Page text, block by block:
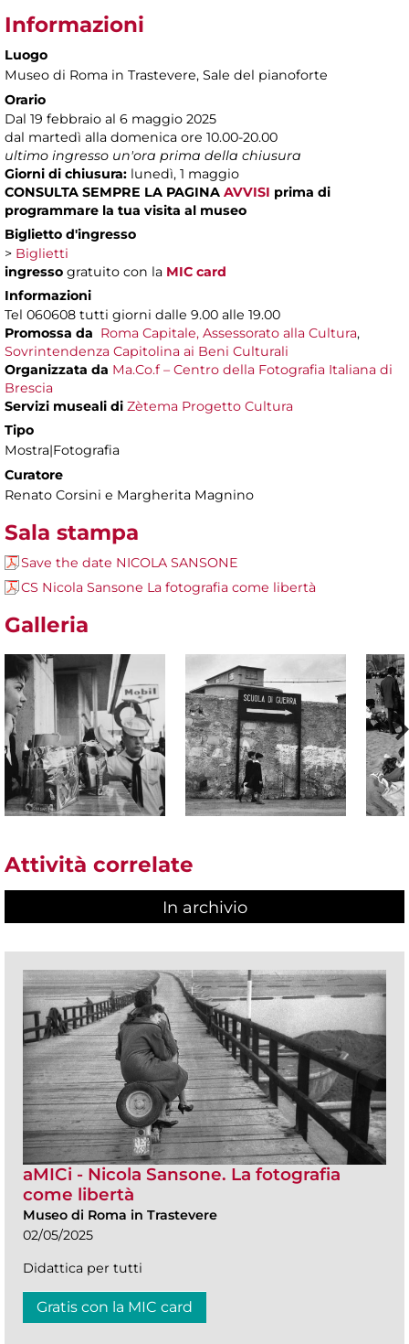
Informazioni
Luogo
Museo di Roma in Trastevere, Sale del pianoforte
Orario
Dal 19 febbraio al 6 maggio 2025
dal martedì alla domenica ore 10.00-20.00
ultimo ingresso un'ora prima della chiusura
Giorni di chiusura: lunedì, 1 maggio
CONSULTA SEMPRE LA PAGINA AVVISI prima di
programmare la tua visita al museo
Biglietto d'ingresso
> Biglietti
ingresso gratuito con la MIC card
Informazioni
Tel 060608 tutti giorni dalle 9.00 alle 19.00
Promossa da Roma Capitale, Assessorato alla Cultura,
Sovrintendenza Capitolina ai Beni Culturali
Organizzata da Ma.Co.f – Centro della Fotografia Italiana di
Brescia
Servizi museali di Zètema Progetto Cultura
Tipo
Mostra|Fotografia
Curatore
Renato Corsini e Margherita Magnino
Sala stampa
Save the date NICOLA SANSONE
CS Nicola Sansone La fotografia come libertà
Galleria
Attività correlate
In archivio
aMICi - Nicola Sansone. La fotografia
come libertà
Museo di Roma in Trastevere
02/05/2025
Didattica per tutti
Gratis con la MIC card